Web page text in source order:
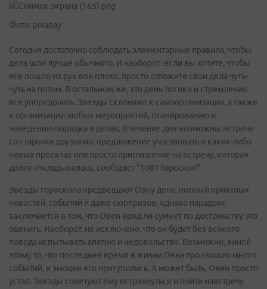
Фото: pixabay
Сегодня достаточно соблюдать элементарные правила, чтобы
дела шли лучше обычного. И наоборот: если вы хотите, чтобы
все пошло из рук вон плохо, просто отложите свои дела чуть-
чуть на потом. В остальном же, это день логики и стремления
все упорядочить. Звезды склоняют к самоорганизации, а также
к организации любых мероприятий, планированию и
наведению порядка в делах. В течение дня возможны встречи
со старыми друзьями, предложение участвовать в каких-либо
новых проектах или просто приглашение на встречу, которая
долго откладывалась, сообщает "1001 Гороскоп".
Звезды гороскопа предвещают Овну день, полный приятных
новостей, событий и даже сюрпризов, однако парадокс
заключается в том, что Овен вряд ли сумеет по достоинству это
оценить. Наоборот, не исключено, что он будет без всякого
повода испытывать апатию и недовольство. Возможно, виной
этому то, что последнее время в жизни Овна произошло много
событий, и эмоции его притупились. А может быть, Овен просто
устал. Звезды советуют ему встряхнуться и пойти навстречу